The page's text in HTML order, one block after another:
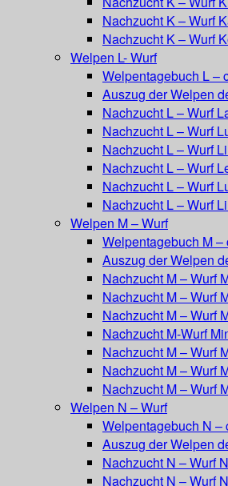
Nachzucht K – Wurf
Nachzucht K – Wurf
Welpen L- Wurf
Welpentagebuch L –
Auszug der Welpen
Nachzucht L – Wurf
Nachzucht L – Wurf
Nachzucht L – Wurf
Nachzucht L – Wurf
Nachzucht L – Wurf
Nachzucht L – Wurf
Welpen M – Wurf
Welpentagebuch M –
Auszug der Welpen
Nachzucht M – Wurf
Nachzucht M – Wurf
Nachzucht M – Wurf
Nachzucht M-Wurf
Nachzucht M – Wurf
Nachzucht M – Wurf
Nachzucht M – Wurf
Welpen N – Wurf
Welpentagebuch N –
Auszug der Welpen
Nachzucht N – Wurf
Nachzucht N – Wurf